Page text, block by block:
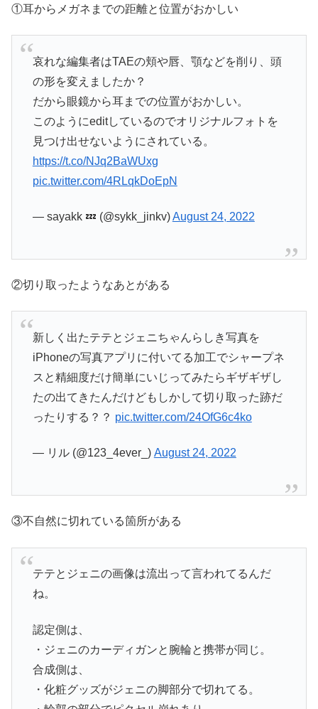
①耳からメガネまでの距離と位置がおかしい
哀れな編集者はTAEの頬や唇、顎などを削り、頭
の形を変えましたか？
だから眼鏡から耳までの位置がおかしい。
このようにeditしているのでオリジナルフォトを
見つけ出せないようにされている。
https://t.co/NJq2BaWUxg
pic.twitter.com/4RLqkDoEpN
— sayakk 💤 (@sykk_jinkv)August 24, 2022
②切り取ったようなあとがある
新しく出たテテとジェニちゃんらしき写真を
iPhoneの写真アプリに付いてる加工でシャープネ
スと精細度だけ簡単にいじってみたらギザギザし
たの出てきたんだけどもしかして切り取った跡だ
ったりする？？ pic.twitter.com/24OfG6c4ko
— リル (@123_4ever_) August 24, 2022
③不自然に切れている箇所がある
テテとジェニの画像は流出って言われてるんだ
ね。
認定側は、
・ジェニのカーディガンと腕輪と携帯が同じ。
合成側は、
・化粧グッズがジェニの脚部分で切れてる。